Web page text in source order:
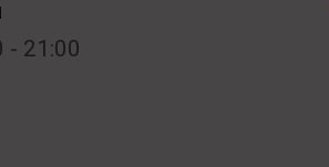
- 21:00